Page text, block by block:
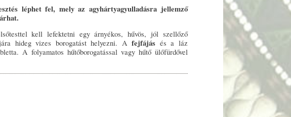
léphet fel, mely az agyhártyagyulladásra jellemző
kell lefektetni egy árnyékos, hűvös, jól szellőző
hideg vizes borogatást helyezni. Afejfájás és a láz
A folyamatos hűtőborogatással vagy hűtő ülőfürdővel